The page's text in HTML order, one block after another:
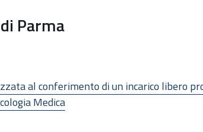
Parma
al conferimento di un incarico libero
Medica